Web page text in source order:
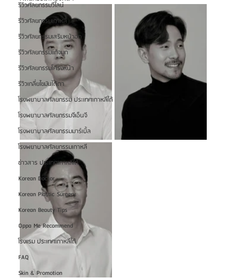
รีวิวศัลยกรรมวีไลน์
รีวิวศัลยกรรมเกาหลี
รีวิวศัลยกรรมเสริมหน้าอก
รีวิวศัลยกรรมแก้จมูก
รีวิวศัลยกรรมโครงหน้า
รีวิวเกลี่ยไขมันใต้ตา
โรงพยาบาลศัลยกรรม ประเทศเกาหลีใต้
โรงพยาบาลศัลยกรรมจีเอ็นจี
โรงพยาบาลศัลยกรรมมาร์เบิ้ล
โรงพยาบาลศัลยกรรมเกาหลี
ข่าวสาร ประเทศเกาหลีใต้
Korean Doctor
Korean Plastic Surgery
Korean Beauty Tips
Oppa Me Recommend
โรงแรม ประเทศเกาหลีใต้
FAQ
Skin & Promotion